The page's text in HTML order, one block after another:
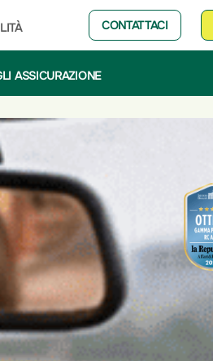
CONTATTACI
ASSICURAZIONE